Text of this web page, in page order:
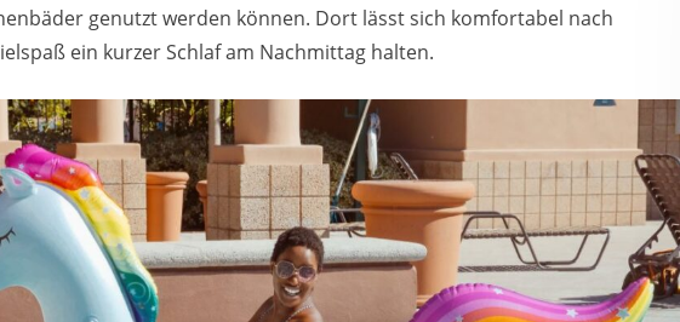
genutzt werden können. Dort lässt sich komfortabel nach
ein kurzer Schlaf am Nachmittag halten.